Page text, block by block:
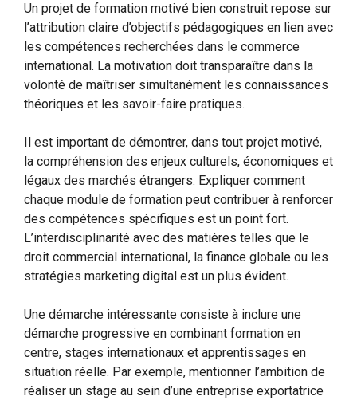
Un projet de formation motivé bien construit repose sur
l’attribution claire d’objectifs pédagogiques en lien avec
les compétences recherchées dans le commerce
international. La motivation doit transparaître dans la
volonté de maîtriser simultanément les connaissances
théoriques et les savoir-faire pratiques.
Il est important de démontrer, dans tout projet motivé,
la compréhension des enjeux culturels, économiques et
légaux des marchés étrangers. Expliquer comment
chaque module de formation peut contribuer à renforcer
des compétences spécifiques est un point fort.
L’interdisciplinarité avec des matières telles que le
droit commercial international, la finance globale ou les
stratégies marketing digital est un plus évident.
Une démarche intéressante consiste à inclure une
démarche progressive en combinant formation en
centre, stages internationaux et apprentissages en
situation réelle. Par exemple, mentionner l’ambition de
réaliser un stage au sein d’une entreprise exportatrice